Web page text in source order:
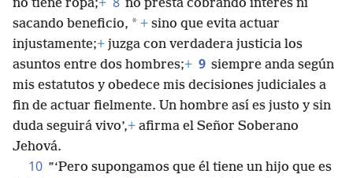
no tiene ropa;+
no presta cobrando interés ni
sacando beneficio, * + sino que evita actuar
injustamente;+ juzga con verdadera justicia los
asuntos entre dos hombres;+ 9 siempre anda según
mis estatutos y obedece mis decisiones judiciales a
fin de actuar fielmente. Un hombre así es justo y sin
duda seguirá vivo’,+ afirma el Señor Soberano
Jehová.
10 ”‘Pero supongamos que él tiene un hijo que es